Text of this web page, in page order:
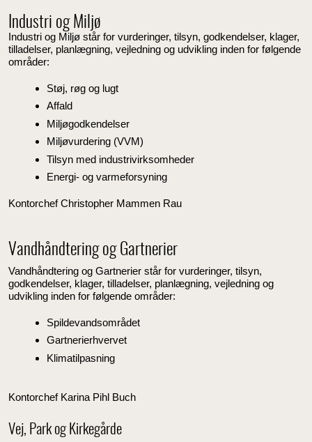
Industri og Miljø
Industri og Miljø står for vurderinger, tilsyn, godkendelser, klager,
tilladelser, planlægning, vejledning og udvikling inden for følgende
områder:
Støj, røg og lugt
Affald
Miljøgodkendelser
Miljøvurdering (VVM)
Tilsyn med industrivirksomheder
Energi- og varmeforsyning
Kontorchef Christopher Mammen Rau
Vandhåndtering og Gartnerier
Vandhåndtering og Gartnerier står for vurderinger, tilsyn,
godkendelser, klager, tilladelser, planlægning, vejledning og
udvikling inden for følgende områder:
Spildevandsområdet
Gartnerierhvervet
Klimatilpasning
Kontorchef Karina Pihl Buch
Vej, Park og Kirkegårde